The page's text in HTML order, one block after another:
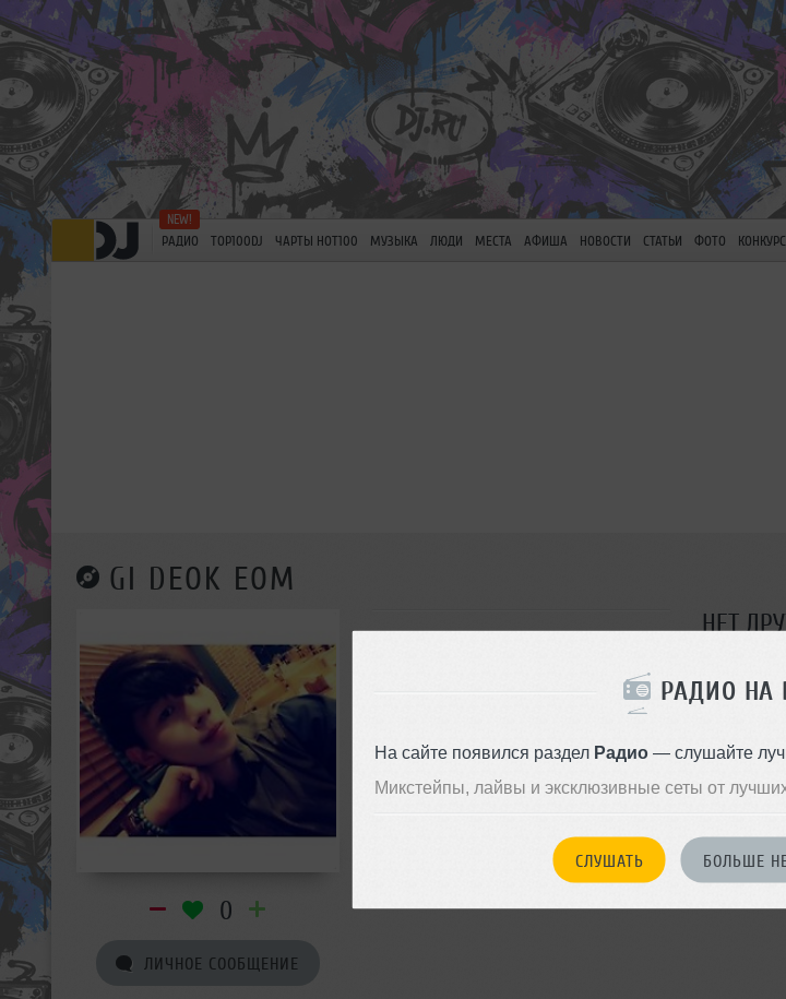
РАДИО НА
На сайте появился раздел Радио— слушайте
Микстейпы, лайвы и эксклюзивные сеты от
СЛУШАТЬ БОЛЬШЕ
РАДИО TOP100DJ ЧАРТЫ HOT100 МУЗЫКА ЛЮДИ МЕСТА АФИША НОВОСТИ СТАТЬИ ФОТО
GI DEOK EOM
0
ЛИЧНОЕ СООБЩЕНИЕ
НЕТ